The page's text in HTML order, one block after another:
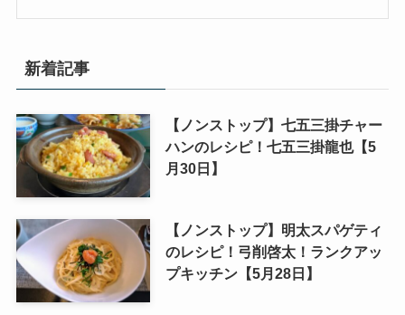
新着記事
【ノンストップ】七五三掛チャー
ハンのレシピ！七五三掛龍也【5
月30日】
【ノンストップ】明太スパゲティ
のレシピ！弓削啓太！ランクアッ
プキッチン【5月28日】